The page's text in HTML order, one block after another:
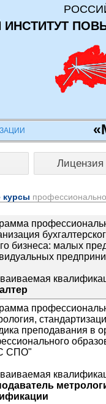
Лицензия
курсы
бизнеса: малых
преподавания в
СПО"